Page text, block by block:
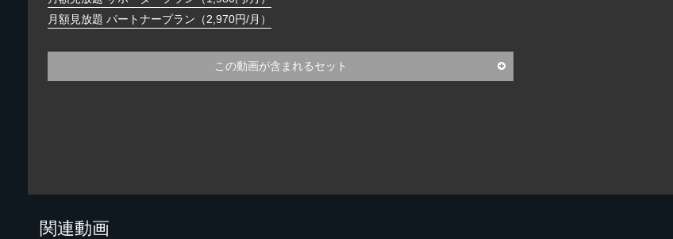
月額見放題 パートナープラン（2,970円/月）
この動画が含まれるセット
関連動画